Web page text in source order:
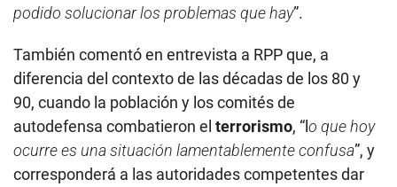
podido solucionar los problemas que hay”.
También comentó en entrevista a RPP que, a
diferencia del contexto de las décadas de los 80 y
90, cuando la población y los comités de
autodefensa combatieron el terrorismo, “lo que hoy
ocurre es una situación lamentablemente confusa”, y
corresponderá a las autoridades competentes dar